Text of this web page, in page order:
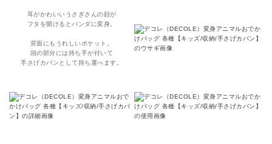
耳がかわいいうさぎさんの顔が
フタを開けるとパンダに変身。
背面にもうれしいポケット。
頭の部分には持ち手が付いて
手さげカバンとして持ち運べます。